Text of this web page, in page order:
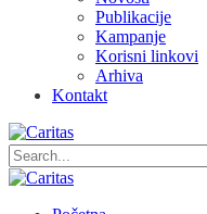
Publikacije
Kampanje
Korisni linkovi
Arhiva
Kontakt